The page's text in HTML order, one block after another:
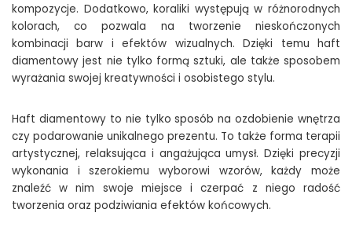
kompozycje. Dodatkowo, koraliki występują w różnorodnych
kolorach, co pozwala na tworzenie nieskończonych
kombinacji barw i efektów wizualnych. Dzięki temu haft
diamentowy jest nie tylko formą sztuki, ale także sposobem
wyrażania swojej kreatywności i osobistego stylu.
Haft diamentowy to nie tylko sposób na ozdobienie wnętrza
czy podarowanie unikalnego prezentu. To także forma terapii
artystycznej, relaksująca i angażująca umysł. Dzięki precyzji
wykonania i szerokiemu wyborowi wzorów, każdy może
znaleźć w nim swoje miejsce i czerpać z niego radość
tworzenia oraz podziwiania efektów końcowych.